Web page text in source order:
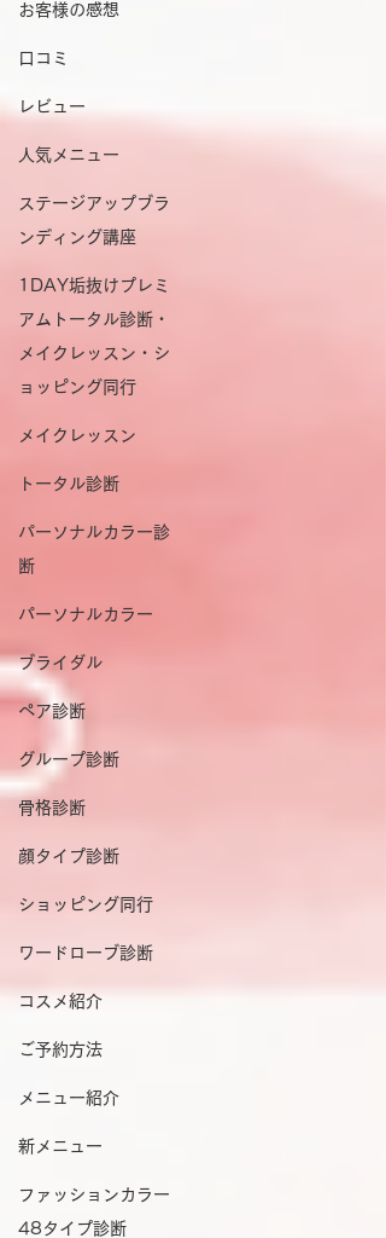
お客様の感想
口コミ
レビュー
人気メニュー
ステージアップブラ
ンディング講座
1DAY垢抜けプレミ
アムトータル診断・
メイクレッスン・シ
ョッピング同行
メイクレッスン
トータル診断
パーソナルカラー診
断
パーソナルカラー
ブライダル
ペア診断
グループ診断
骨格診断
顔タイプ診断
ショッピング同行
ワードローブ診断
コスメ紹介
ご予約方法
メニュー紹介
新メニュー
ファッションカラー
48タイプ診断